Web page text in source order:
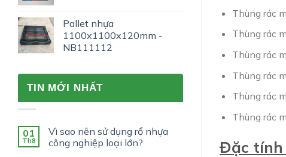
Pallet nhựa
1100x1100x120mm -
NB111112
TIN MỚI NHẤT
01
Th8
Vì sao nên sử dụng rổ nhựa
công nghiệp loại lớn?
Thùng rác
Thùng rác
Thùng rác
Thùng rác
Thùng rác
Thùng rác
Đặc tính